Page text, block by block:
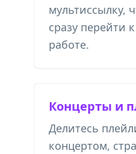
мультиссылку,
сразу перейти
работе.
Концерты и
Делитесь
концертом,